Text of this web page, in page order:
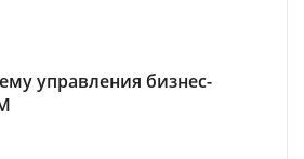
управления бизнес-